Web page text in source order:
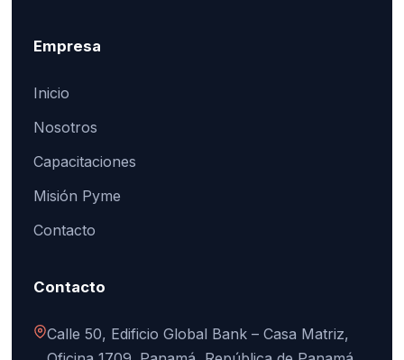
Empresa
Inicio
Nosotros
Capacitaciones
Misión Pyme
Contacto
Contacto
Calle 50, Edificio Global Bank – Casa Matriz,